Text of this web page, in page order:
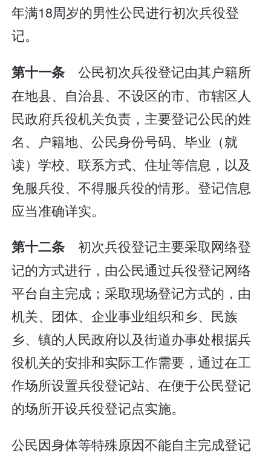
年满18周岁的男性公民进行初次兵役登
记。
第十一条公民初次兵役登记由其户籍所
在地县、自治县、不设区的市、市辖区人
民政府兵役机关负责，主要登记公民的姓
名、户籍地、公民身份号码、毕业（就
读）学校、联系方式、住址等信息，以及
免服兵役、不得服兵役的情形。登记信息
应当准确详实。
第十二条初次兵役登记主要采取网络登
记的方式进行，由公民通过兵役登记网络
平台自主完成；采取现场登记方式的，由
机关、团体、企业事业组织和乡、民族
乡、镇的人民政府以及街道办事处根据兵
役机关的安排和实际工作需要，通过在工
作场所设置兵役登记站、在便于公民登记
的场所开设兵役登记点实施。
公民因身体等特殊原因不能自主完成登记